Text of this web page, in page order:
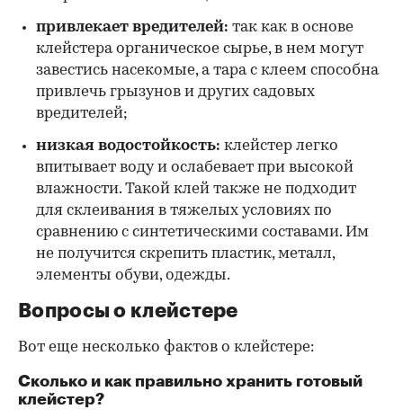
привлекает вредителей: так как в основе
клейстера органическое сырье, в нем могут
завестись насекомые, а тара с клеем способна
привлечь грызунов и других садовых
вредителей;
низкая водостойкость: клейстер легко
впитывает воду и ослабевает при высокой
влажности. Такой клей также не подходит
для склеивания в тяжелых условиях по
сравнению с синтетическими составами. Им
не получится скрепить пластик, металл,
элементы обуви, одежды.
Вопросы о клейстере
Вот еще несколько фактов о клейстере:
Сколько и как правильно хранить готовый
клейстер?